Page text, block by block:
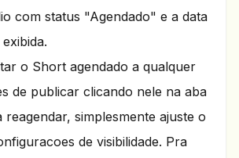
com status "Agendado" e a data
o Short agendado a qualquer
de publicar clicando nele na aba
reagendar, simplesmente ajuste o
de visibilidade. Pra